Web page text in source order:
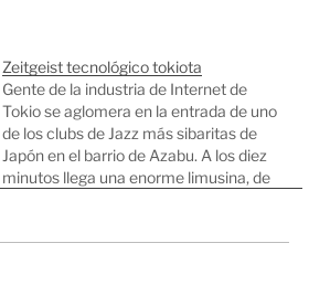
Zeitgeist tecnológico tokiota
Gente de la industria de Internet de
Tokio se aglomera en la entrada de uno
de los clubs de Jazz más sibaritas de
Japón en el barrio de Azabu. A los diez
minutos llega una enorme limusina, de
los fotógrafos…